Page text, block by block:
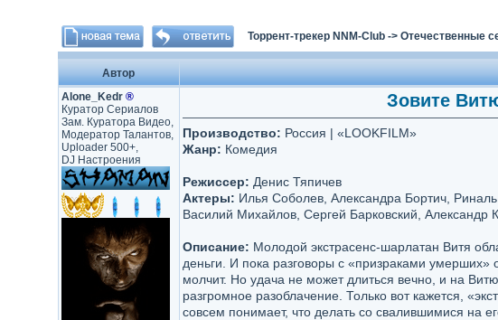
Торрент-трекер NNM-Club-> Отечественные
Автор
Alone_Kedr ®
Куратор Сериалов
Зам. Куратора Видео,
Модератор Талантов,
Uploader 500+,
DJ Настроения
Зовите
Производство: Россия | «LOOKFILM»
Жанр: Комедия
Режиссер: Денис Тяпичев
Актеры: Илья Соболев, Александра Бортич,
Василий Михайлов, Сергей Барковский,
Описание: Молодой экстрасенс-шарлатан Витя
деньги. И пока разговоры с «призраками
молчит. Но удача не может длиться вечно, и на
разгромное разоблачение. Только вот кажется,
совсем понимает, что делать со свалившимися на